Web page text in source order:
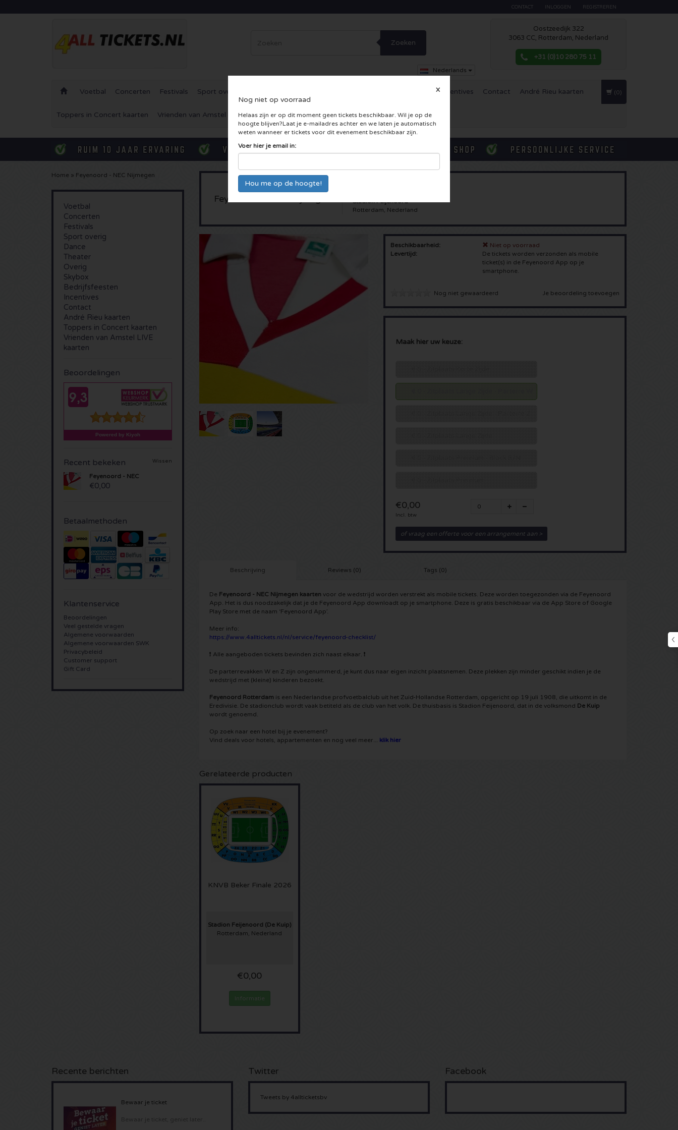
CONTACT INLOGGEN REGISTREREN
Zoeken
Nederlands
Oostzeedijk 322
3063 CC, Rotterdam, Nederland
+31 (0)10 280 75 11
Voetbal Concerten Festivals Sport overig Incentives Contact André Rieu kaarten
Toppers in Concert kaarten Vrienden van Amstel LIVE kaarten
(0)
Nog niet op voorraad
X
Helaas zijn er op dit moment geen tickets beschikbaar. Wil je op de
hoogte blijven?Laat je e-mailadres achter en we laten je automatisch
weten wanneer er tickets voor dit evenement beschikbaar zijn.
Voer hier je email in:
Home » Feyenoord - NEC Nijmegen
Voetbal
Concerten
Festivals
Sport overig
Dance
Theater
Overig
Skybox
Bedrijfsfeesten
Incentives
Contact
André Rieu kaarten
Toppers in Concert kaarten
Vrienden van Amstel LIVE
kaarten
Beoordelingen
Recent bekeken Wissen
Feyenoord - NEC
€0,00
Betaalmethoden
Klantenservice
Beoordelingen
Veel gestelde vragen
Algemene voorwaarden
Algemene voorwaarden SWK
Privacybeleid
Customer support
Gift Card
Feyenoord - NEC Nijmegen
Stadion Feijenoord
Rotterdam, Nederland
Beschikbaarheid:
Niet op voorraad
Levertijd:
De tickets worden verzonden als mobile
ticket(s) in de Feyenoord App op je
smartphone.
Nog niet gewaardeerd Je beoordeling toevoegen
Maak hier uw keuze:
€0,00
Incl. btw
of vraag een offerte voor een arrangement aan >
Beschrijving Reviews (0) Tags (0)
De Feyenoord - NEC Nijmegen kaarten voor de wedstrijd worden verstrekt als mobile tickets. Deze worden toegezonden via de Feyenoord
App. Het is dus noodzakelijk dat je de Feyenoord App downloadt op je smartphone. Deze is gratis beschikbaar via de App Store of Google
Play Store met de naam ‘Feyenoord App’.
Meer info:
https://www.4alltickets.nl/nl/service/feyenoord-checklist/
❗ Alle aangeboden tickets bevinden zich naast elkaar. ❗
De parterrevakken W en Z zijn ongenummerd, je kunt dus naar eigen inzicht plaatsnemen. Deze plekken zijn minder geschikt indien je de
wedstrijd met (kleine) kinderen bezoekt.
Feyenoord Rotterdam is een Nederlandse profvoetbalclub uit het Zuid-Hollandse Rotterdam, opgericht op 19 juli 1908, die uitkomt in de
Eredivisie. De stadionclub wordt vaak betiteld als de club van het volk. De thuisbasis is Stadion Feijenoord, dat in de volksmond De Kuip
wordt genoemd.
Op zoek naar een hotel bij je evenement?
Vind deals voor hotels, appartementen en nog veel meer... klik hier
Gerelateerde producten
KNVB Beker Finale 2026
Stadion Feijenoord (De Kuip)
Rotterdam, Nederland
€0,00
Informatie
Recente berichten
Bewaar je ticket
Twitter
Tweets by 4allticketsbv
Facebook